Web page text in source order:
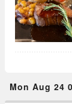
Mon Aug 24